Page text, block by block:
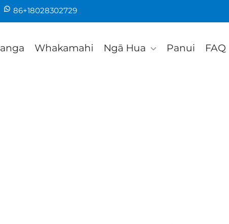
86+18028302729
Whakamahi Ngā Hua Panui FAQ